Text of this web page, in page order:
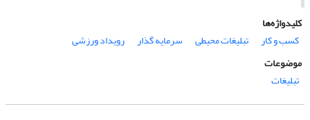
کلیدواژه‌ها
کسب و کار
تبلیغات محیطی سرمایه گذار
رویداد ورزشی
موضوعات
تبلیغات